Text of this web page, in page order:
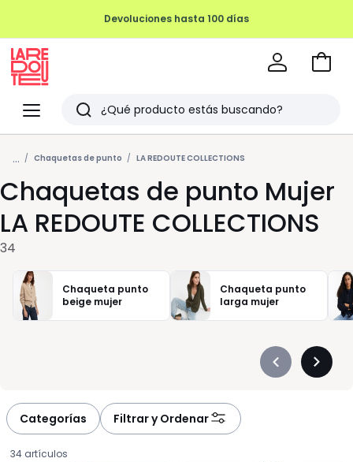
Devoluciones hasta 100 días
Menu
Redoute
Buscar
Últimos
artículos
vistos
Ir
... Chaquetas de punto LA REDOUTE COLLECTIONS
Chaquetas de punto Mujer
LA REDOUTE COLLECTIONS
34
Chaqueta punto
beige mujer
Chaqueta punto
larga mujer
Précédent
Categorías Filtrar y Ordenar
34 artículos